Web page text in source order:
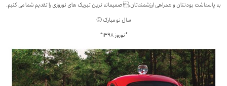
به پاسداشت بودنتان و همراهی ارزشمندتان، صمیمانه ترین تبریک های نوروزی را تقدیم شما می کنیم.
سال نو مبارک 🙂
*نوروز 1398*